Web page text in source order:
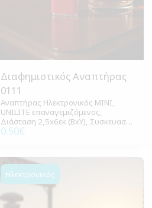
Διαφημιστικός Αναπτήρας
0111
Αναπτήρας Ηλεκτρονικός ΜΙΝΙ,
UNILITE επαναγεμιζόμενος,
Διάσταση 2,5x6εκ (ΒxΥ), Συσκευασία
500 τεμάχια.
0.50€
Ηλεκτρονικός